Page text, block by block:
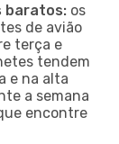
baratos: os
de avião
terça e
tendem
e na alta
a semana
encontre